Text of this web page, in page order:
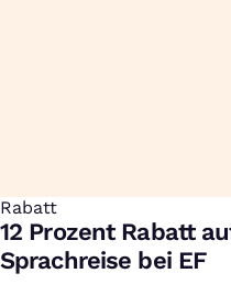
Rabatt
:
12 Prozent Rabatt
Sprachreise bei EF